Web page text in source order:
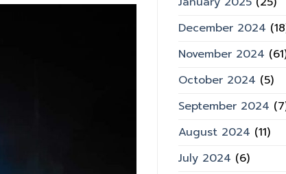
December 2024
November 2024
October 2024 (5)
September 2024
August 2024 (11)
July 2024 (6)